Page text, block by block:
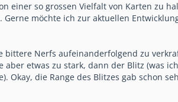
einer so grossen Vielfalt von Karten zu
möchte ich zur aktuellen
bittere Nerfs aufeinanderfolgend zu
etwas zu stark, dann der Blitz (was
Okay, die Range des Blitzes gab schon